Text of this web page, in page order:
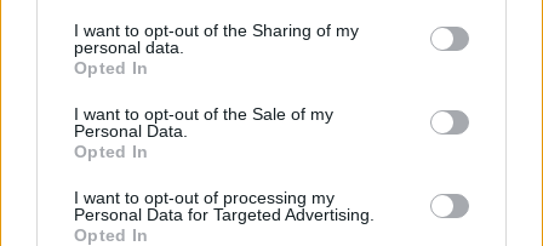
I want to opt-out of the Sharing of my
personal data.
Opted In
I want to opt-out of the Sale of my
Personal Data.
Opted In
I want to opt-out of processing my
Personal Data for Targeted Advertising.
Opted In
παράλληλα με την κάλυψη της διαμονής» τονίζει ο κ.
Πρωτοψάλτης.